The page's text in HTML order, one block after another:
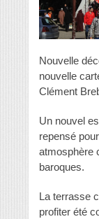
Nouvelle
nouvelle
Clément
Un nouvel
repensé
atmosphère
baroques.
La terrasse
profiter été